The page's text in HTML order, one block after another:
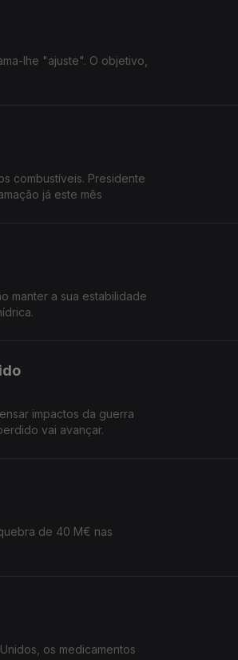
lhe "ajuste". O objetivo,
combustíveis. Presidente
já este mês
manter a sua estabilidade
impactos da guerra
vai avançar.
de 40 M€ nas
os medicamentos